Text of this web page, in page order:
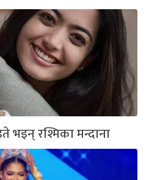
भइन् रश्मिका मन्दाना